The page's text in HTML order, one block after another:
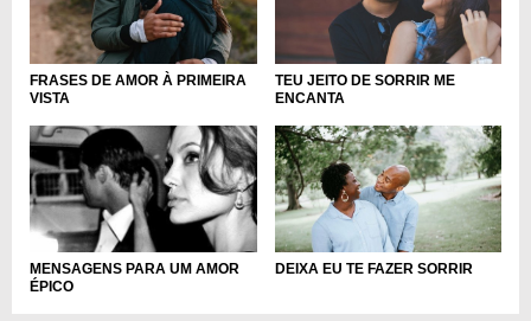
FRASES DE AMOR À PRIMEIRA
VISTA
TEU JEITO DE SORRIR ME
ENCANTA
MENSAGENS PARA UM AMOR
ÉPICO
DEIXA EU TE FAZER SORRIR